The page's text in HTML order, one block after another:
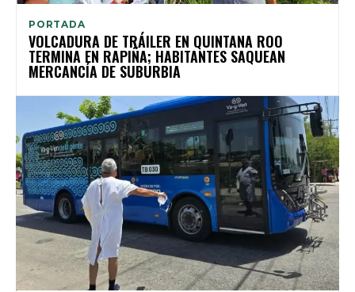
PORTADA
VOLCADURA DE TRÁILER EN QUINTANA ROO
TERMINA EN RAPIÑA; HABITANTES SAQUEAN
MERCANCÍA DE SUBURBIA